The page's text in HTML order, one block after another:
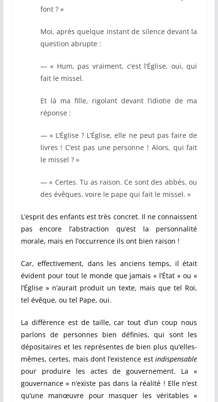
font ? »
Moi, après quelque instant de silence devant la
question abrupte :
— « Hum, pas vraiment, c’est l’Église, oui, qui
fait le missel.
Et là ma fille, rigolant devant l’idiotie de ma
réponse :
— « L’Église ? L’Église, elle ne peut pas faire de
livres ! C’est pas une personne ! Alors, qui fait
le missel ? »
— « Certes. Tu as raison. Ce sont des abbés, ou
des évêques, voire le pape qui fait le missel. »
L’esprit des enfants est très concret. Il ne connaissent
pas encore l’abstraction qu’est la personnalité
morale, mais en l’occurrence ils ont bien raison !
Car, effectivement, dans les anciens temps, il était
évident pour tout le monde que jamais « l’État » ou «
l’Église » n’aurait produit un texte, mais que tel Roi,
tel évêque, ou tel Pape, oui.
La différence est de taille, car tout d’un coup nous
parlons de personnes bien définies, qui sont les
dépositaires et les représentes de bien plus qu’elles-
mêmes, certes, mais dont l’existence estindispensable
pour produire les actes de gouvernement. La «
gouvernance » n’existe pas dans la réalité ! Elle n’est
qu’une manœuvre pour masquer les véritables «